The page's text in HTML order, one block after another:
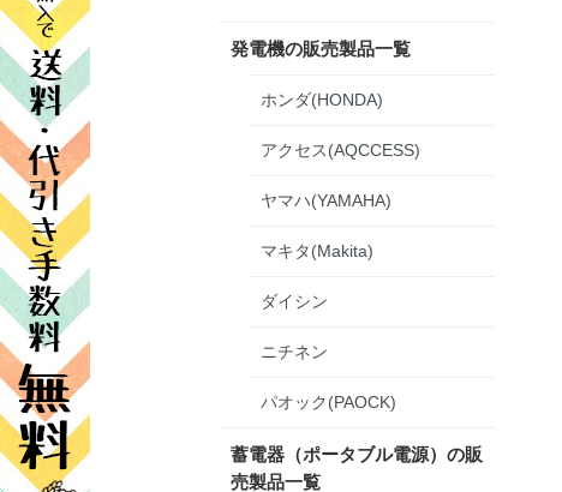
発電機の販売製品一覧
ホンダ(HONDA)
アクセス(AQCCESS)
ヤマハ(YAMAHA)
マキタ(Makita)
ダイシン
ニチネン
パオック(PAOCK)
蓄電器（ポータブル電源）の販
売製品一覧